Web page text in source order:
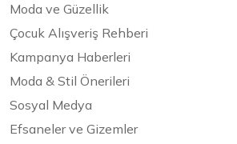
Moda ve Güzellik
Çocuk Alışveriş Rehberi
Kampanya Haberleri
Moda & Stil Önerileri
Sosyal Medya
Efsaneler ve Gizemler